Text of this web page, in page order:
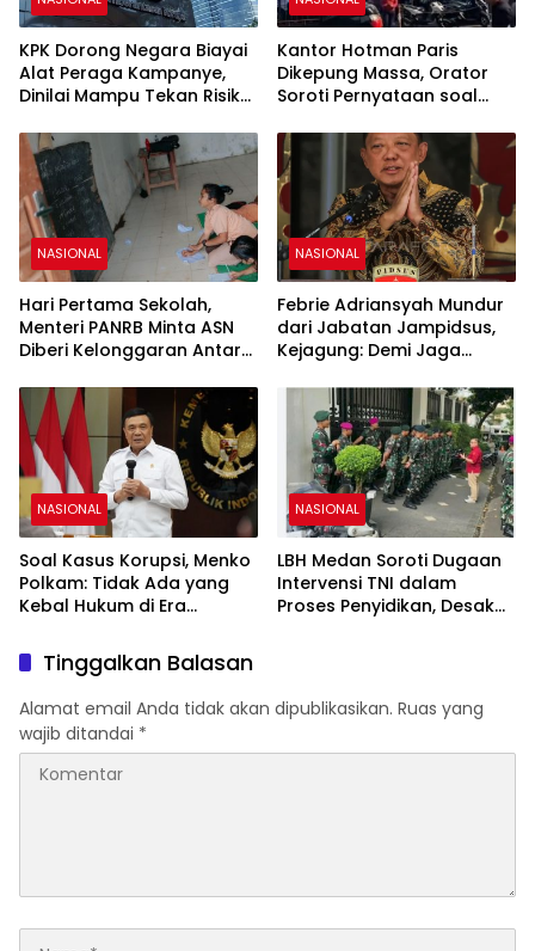
KPK Dorong Negara Biayai
Alat Peraga Kampanye,
Dinilai Mampu Tekan Risiko
Kantor Hotman Paris
Dikepung Massa, Orator
Soroti Pernyataan soal
NASIONAL
Hari Pertama Sekolah,
Menteri PANRB Minta ASN
Diberi Kelonggaran Antar
NASIONAL
Febrie Adriansyah Mundur
dari Jabatan Jampidsus,
Kejagung: Demi Jaga
Hukum
NASIONAL
Soal Kasus Korupsi, Menko
Polkam: Tidak Ada yang
Kebal Hukum di Era
NASIONAL
LBH Medan Soroti Dugaan
Intervensi TNI dalam
Proses Penyidikan, Desak
Tinggalkan Balasan
Alamat email Anda tidak akan dipublikasikan. Ruas yang
wajib ditandai *